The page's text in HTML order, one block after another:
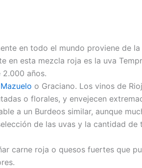
en todo el mundo proviene de
en esta mezcla roja es la uva
2.000 años.
Mazuelo o Graciano. Los vinos de
o florales, y envejecen
a un Burdeos similar, aunque
de las uvas y la cantidad de
carne roja o quesos fuertes que